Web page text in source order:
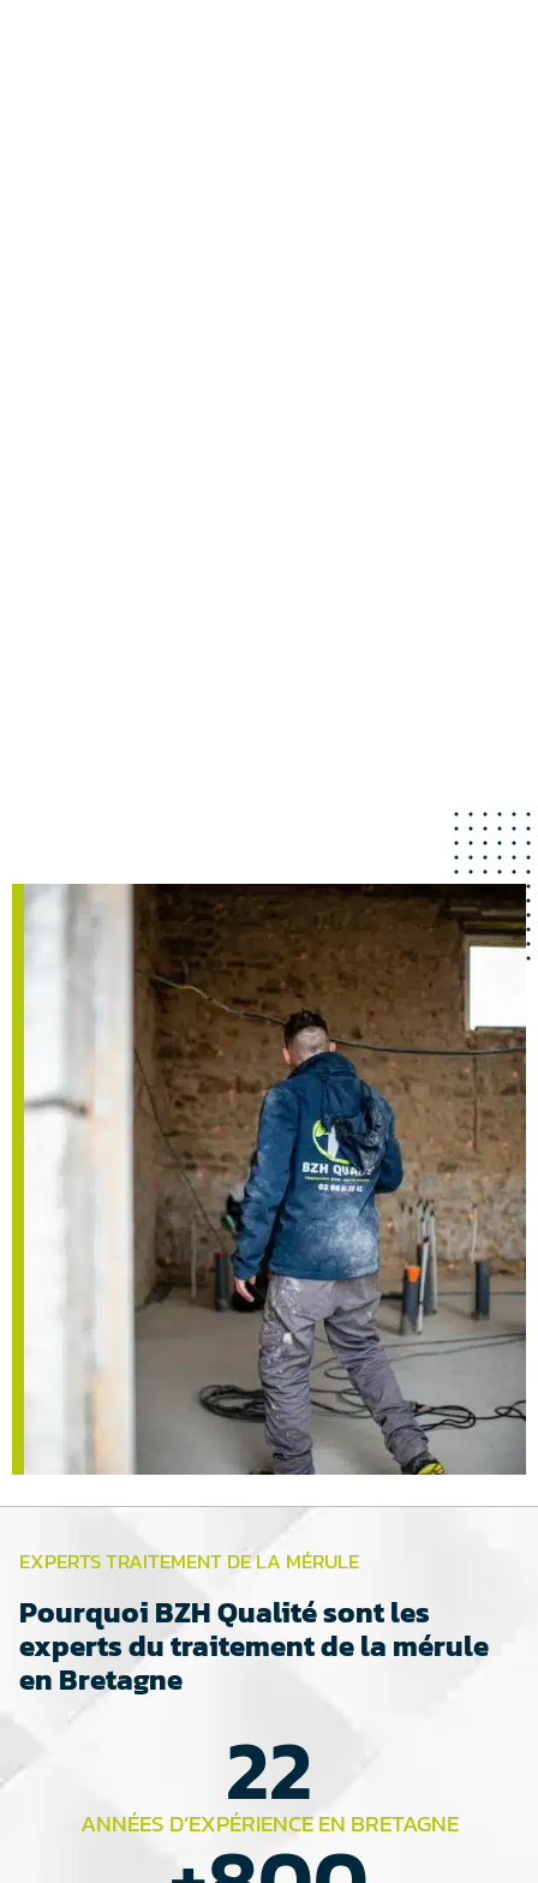
EXPERTS TRAITEMENT DE LA MÉRULE
Pourquoi BZH Qualité sont les
experts du traitement de la mérule
en Bretagne
ANNÉES D’EXPÉRIENCE EN BRETAGNE
22